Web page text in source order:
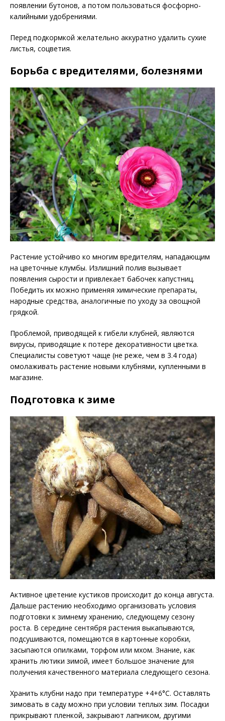
появлении бутонов, а потом пользоваться фосфорно-
калийными удобрениями.
Перед подкормкой желательно аккуратно удалить сухие
листья, соцветия.
Борьба с вредителями, болезнями
Растение устойчиво ко многим вредителям, нападающим
на цветочные клумбы. Излишний полив вызывает
появления сырости и привлекает бабочек капустниц.
Победить их можно применяя химические препараты,
народные средства, аналогичные по уходу за овощной
грядкой.
Проблемой, приводящей к гибели клубней, являются
вирусы, приводящие к потере декоративности цветка.
Специалисты советуют чаще (не реже, чем в 3.4 года)
омолаживать растение новыми клубнями, купленными в
магазине.
Подготовка к зиме
Активное цветение кустиков происходит до конца августа.
Дальше растению необходимо организовать условия
подготовки к зимнему хранению, следующему сезону
роста. В середине сентября растения выкапываются,
подсушиваются, помещаются в картонные коробки,
засыпаются опилками, торфом или мхом. Знание, как
хранить лютики зимой, имеет большое значение для
получения качественного материала следующего сезона.
Хранить клубни надо при температуре +4+6°С. Оставлять
зимовать в саду можно при условии теплых зим. Посадки
прикрывают пленкой, закрывают лапником, другими